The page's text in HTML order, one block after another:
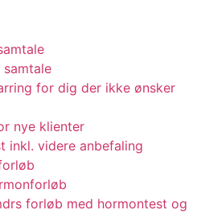
samtale
for dig der ikke ønsker
nye klienter
inkl. videre anbefaling
forløb med hormontest og